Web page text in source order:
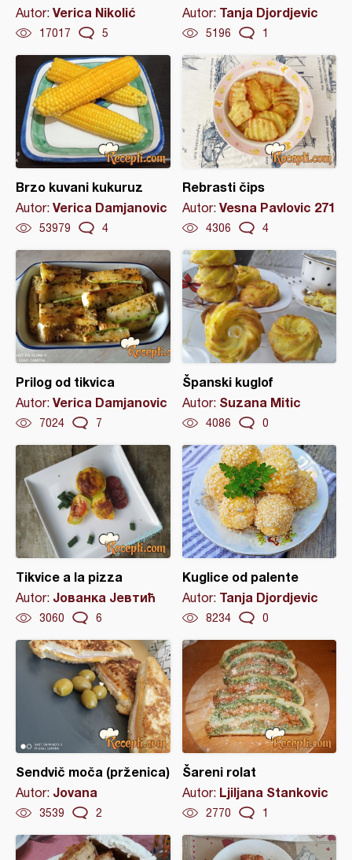
Autor: Verica Nikolić
17017 5
Autor: Tanja Djordjevic
5196 1
Brzo kuvani kukuruz
Autor: Verica Damjanovic
53979 4
Rebrasti čips
Autor: Vesna Pavlovic 271
4306 4
Prilog od tikvica
Autor: Verica Damjanovic
7024 7
Španski kuglof
Autor: Suzana Mitic
4086 0
Tikvice a la pizza
Autor: Јованка Јевтић
3060 6
Kuglice od palente
Autor: Tanja Djordjevic
8234 0
Sendvič moča (prženica)
Autor: Jovana
3539 2
Šareni rolat
Autor: Ljiljana Stankovic
2770 1